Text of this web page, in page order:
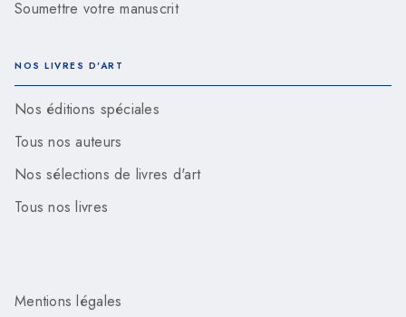
Soumettre votre manuscrit
NOS LIVRES D'ART
Nos éditions spéciales
Tous nos auteurs
Nos sélections de livres d'art
Tous nos livres
Mentions légales